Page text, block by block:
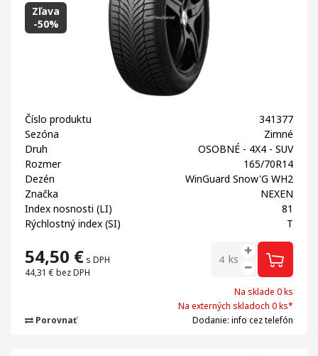
Zľava
-50%
Číslo produktu
341377
Sezóna
Zimné
Druh
OSOBNÉ - 4X4 - SUV
Rozmer
165/70R14
Dezén
WinGuard Snow'G WH2
Značka
NEXEN
Index nosnosti (LI)
81
Rýchlostný index (SI)
T
54,50 € s DPH
44,31 € bez DPH
ks
Na sklade 0 ks
Na externých skladoch 0 ks*
Dodanie: info cez telefón
Porovnať